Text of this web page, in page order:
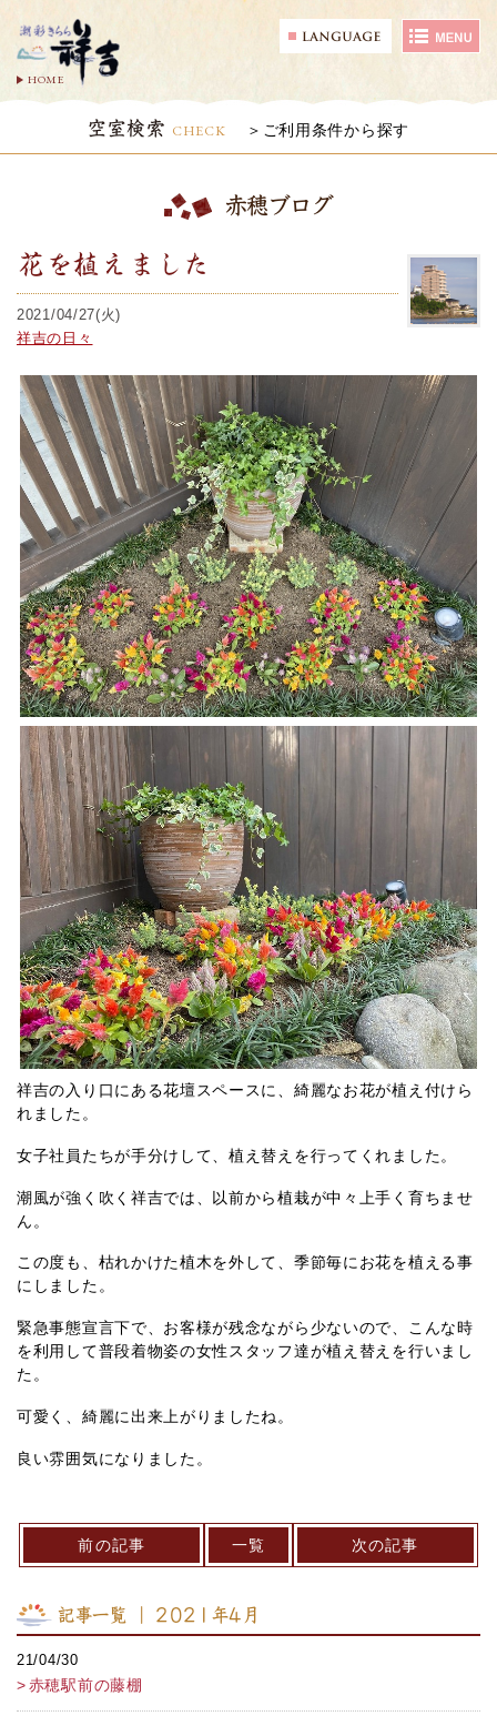
HOME
空室検索 CHECK ご利用条件から探す
赤穂ブログ
花を植えました
2021/04/27(火)
祥吉の日々
祥吉の入り口にある花壇スペースに、綺麗なお花が植え付けら
れました。
女子社員たちが手分けして、植え替えを行ってくれました。
潮風が強く吹く祥吉では、以前から植栽が中々上手く育ちませ
ん。
この度も、枯れかけた植木を外して、季節毎にお花を植える事
にしました。
緊急事態宣言下で、お客様が残念ながら少ないので、こんな時
を利用して普段着物姿の女性スタッフ達が植え替えを行いまし
た。
可愛く、綺麗に出来上がりましたね。
良い雰囲気になりました。
前の記事 一覧 次の記事
記事一覧 ｜ 2021年4月
21/04/30
赤穂駅前の藤棚